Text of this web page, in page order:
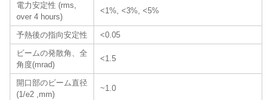
電力安定性 (rms,
over 4 hours)
<1%, <3%, <5%
予熱後の指向安定性
<0.05
ビームの発散角、全
角度(mrad)
<1.5
開口部のビーム直径
(1/e2 ,mm)
~1.0